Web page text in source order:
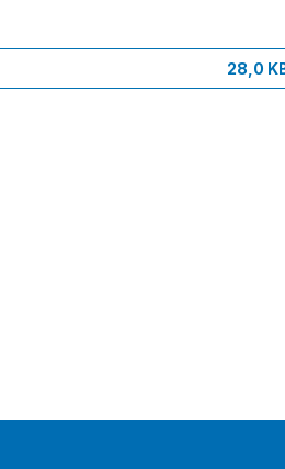
28,0